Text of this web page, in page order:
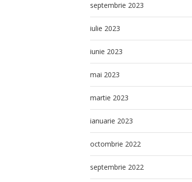
septembrie 2023
iulie 2023
iunie 2023
mai 2023
martie 2023
ianuarie 2023
octombrie 2022
septembrie 2022